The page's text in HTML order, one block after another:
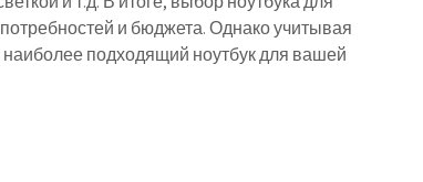
и бюджета. Однако учитывая
подходящий ноутбук для вашей